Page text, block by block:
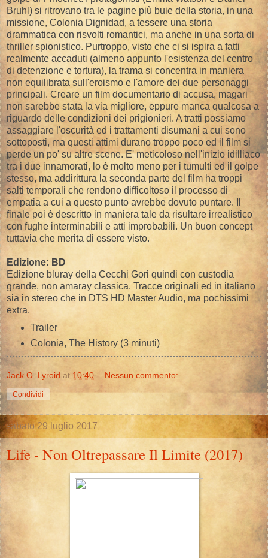
Bruhl) si ritrovano tra le pagine più buie della storia, in una
missione, Colonia Dignidad, a tessere una storia
drammatica con risvolti romantici, ma anche in una sorta di
thriller spionistico. Purtroppo, visto che ci si ispira a fatti
realmente accaduti (almeno appunto l'esistenza del centro
di detenzione e tortura), la trama si concentra in maniera
non equilibrata sull'eroismo e l'amore dei due personaggi
principali. Creare un film documentario di accusa, magari
non sarebbe stata la via migliore, eppure manca qualcosa a
riguardo delle condizioni dei prigionieri. A tratti possiamo
assaggiare l'oscurità ed i trattamenti disumani a cui sono
sottoposti, ma questi attimi durano troppo poco ed il film si
perde un po' su altre scene. E' meticoloso nell'inizio idilliaco
tra i due innamorati, lo è molto meno per i tumulti ed il golpe
stesso, ma addirittura la seconda parte del film ha troppi
salti temporali che rendono difficoltoso il processo di
empatia a cui a questo punto avrebbe dovuto puntare. Il
finale poi è descritto in maniera tale da risultare irrealistico
con fughe interminabili e atti improbabili. Un buon concept
tuttavia che merita di essere visto.
Edizione: BD
Edizione bluray della Cecchi Gori quindi con custodia
grande, non amaray classica. Tracce originali ed in italiano
sia in stereo che in DTS HD Master Audio, ma pochissimi
extra.
Trailer
Colonia, The History (3 minuti)
Jack O. Lyroid at 10:40 Nessun commento:
Condividi
sabato 29 luglio 2017
Life - Non Oltrepassare Il Limite (2017)